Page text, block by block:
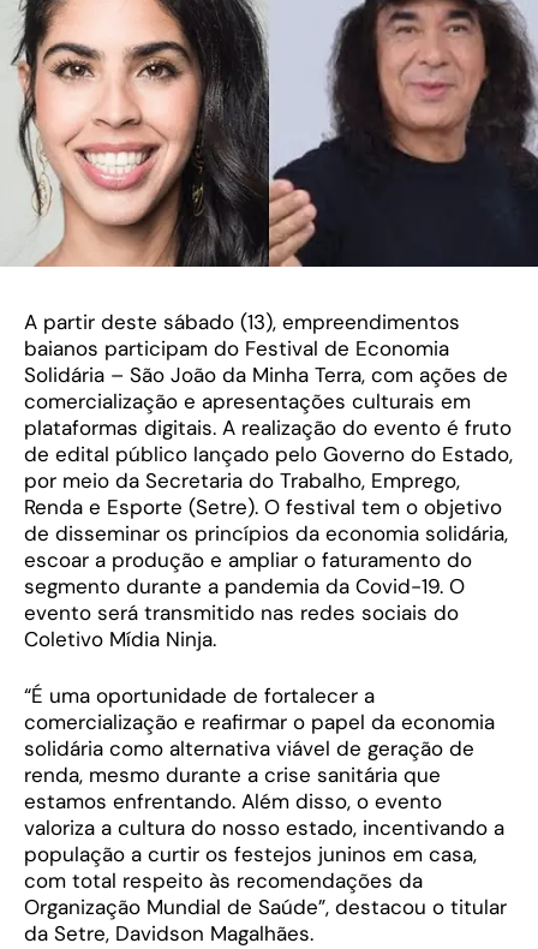
A partir deste sábado (13), empreendimentos
baianos participam do Festival de Economia
Solidária – São João da Minha Terra, com ações de
comercialização e apresentações culturais em
plataformas digitais. A realização do evento é fruto
de edital público lançado pelo Governo do Estado,
por meio da Secretaria do Trabalho, Emprego,
Renda e Esporte (Setre). O festival tem o objetivo
de disseminar os princípios da economia solidária,
escoar a produção e ampliar o faturamento do
segmento durante a pandemia da Covid-19. O
evento será transmitido nas redes sociais do
Coletivo Mídia Ninja.
“É uma oportunidade de fortalecer a
comercialização e reafirmar o papel da economia
solidária como alternativa viável de geração de
renda, mesmo durante a crise sanitária que
estamos enfrentando. Além disso, o evento
valoriza a cultura do nosso estado, incentivando a
população a curtir os festejos juninos em casa,
com total respeito às recomendações da
Organização Mundial de Saúde”, destacou o titular
da Setre, Davidson Magalhães.